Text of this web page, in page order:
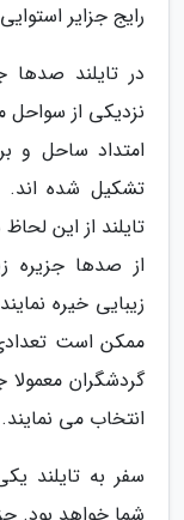
رایج جزایر
در تایلند
نزدیکی از سواحل
امتداد ساحل و
تشکیل شده
تایلند از این
از صدها جزیره
زیبایی خیره
ممکن است
گردشگران معمولا
انتخاب می
سفر به تایلند